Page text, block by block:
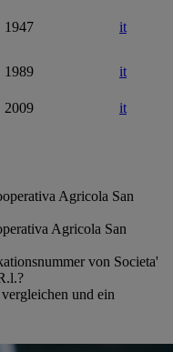
1947 it
1989
it
2009 it
Agricola San
Agricola San
von Societa'
und ein